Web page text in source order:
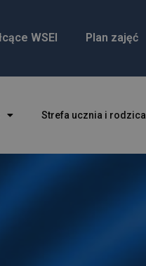
WSEI Plan zajęć
Strefa ucznia i rodzica